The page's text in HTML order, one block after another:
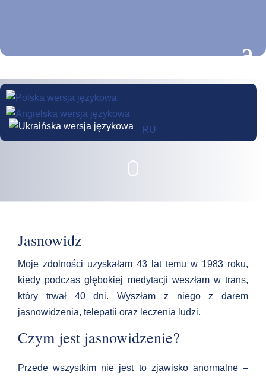
RU
Jasnowidz
Moje zdolności uzyskałam 43 lat temu w 1983 roku,
kiedy podczas głębokiej medytacji weszłam w trans,
który trwał 40 dni. Wyszłam z niego z darem
jasnowidzenia, telepatii oraz leczenia ludzi.
Czym jest jasnowidzenie?
Przede wszystkim nie jest to zjawisko anormalne –